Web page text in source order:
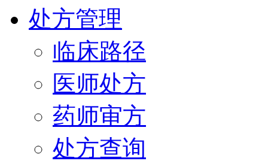
处方管理
临床路径
医师处方
药师审方
处方查询